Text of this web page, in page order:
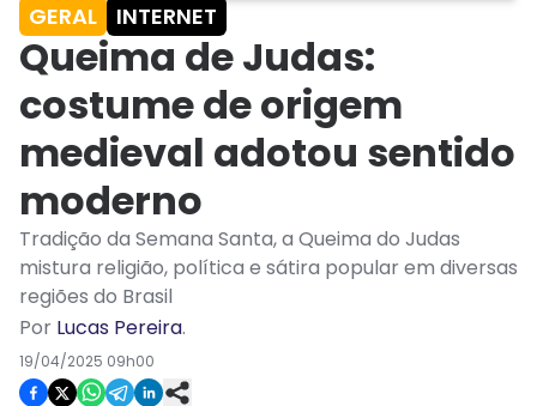
GERAL INTERNET
Queima de Judas:
costume de origem
medieval adotou sentido
moderno
Tradição da Semana Santa, a Queima do Judas
mistura religião, política e sátira popular em diversas
regiões do Brasil
Por Lucas Pereira.
19/04/2025 09h00